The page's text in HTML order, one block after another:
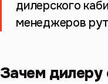
дилерского
менеджеров
Зачем дилеру